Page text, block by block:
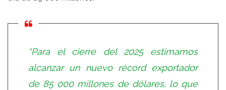
“Para el cierre del 2025 estimamos
alcanzar un nuevo récord exportador
de 85 000 millones de dólares, lo que